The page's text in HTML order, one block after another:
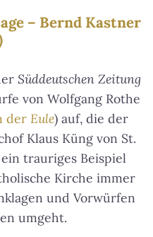
– Bernd Kastner
Süddeutschen Zeitung
von Wolfgang Rothe
der Eule) auf, die der
Klaus Küng von St.
trauriges Beispiel
Kirche immer
und Vorwürfen
umgeht.